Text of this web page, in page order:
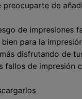
de
de impresiones
para la
disfrutando de
de impresión